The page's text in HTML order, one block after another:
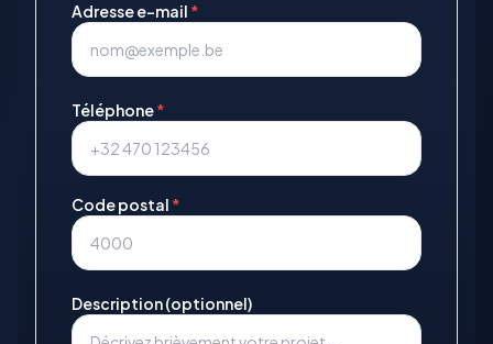
Adresse e-mail *
Téléphone*
Code postal *
Description (optionnel)